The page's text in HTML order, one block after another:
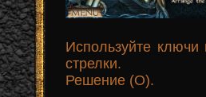
Используйте ключи
стрелки.
Решение (O).